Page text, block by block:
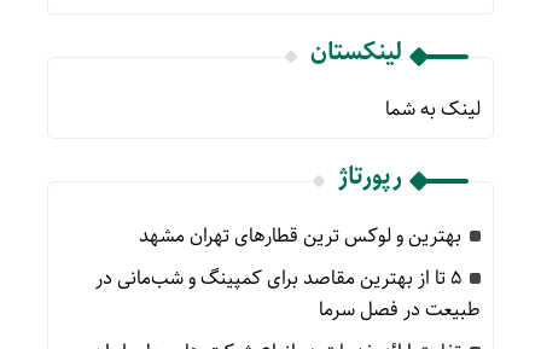
لینکستان
لینک به شما
رپورتاژ
بهترین و لوکس ترین قطارهای تهران مشهد
۵ تا از بهترین مقاصد برای کمپینگ و شب‌مانی در
طبیعت در فصل سرما